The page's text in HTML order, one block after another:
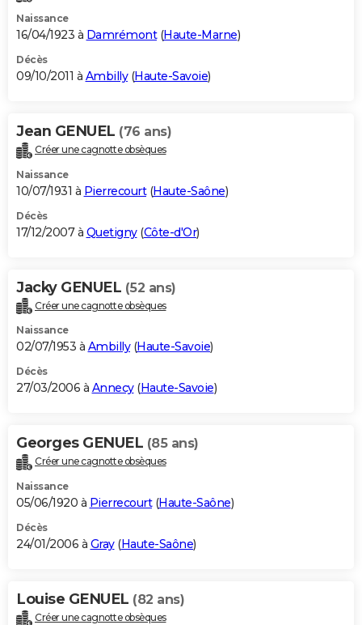
Naissance
16/04/1923 à Damrémont(Haute-Marne)
Décès
09/10/2011 à Ambilly(Haute-Savoie)
Jean GENUEL (76 ans)
Créer une cagnotte obsèques
Naissance
10/07/1931 à Pierrecourt(Haute-Saône)
Décès
17/12/2007 à Quetigny(Côte-d'Or)
Jacky GENUEL (52 ans)
Créer une cagnotte obsèques
Naissance
02/07/1953 à Ambilly(Haute-Savoie)
Décès
27/03/2006 à Annecy(Haute-Savoie)
Georges GENUEL (85 ans)
Créer une cagnotte obsèques
Naissance
05/06/1920 à Pierrecourt(Haute-Saône)
Décès
24/01/2006 à Gray(Haute-Saône)
Louise GENUEL (82 ans)
Créer une cagnotte obsèques